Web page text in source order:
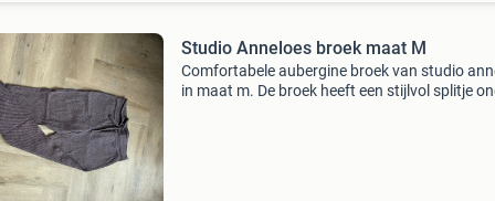
Studio Anneloes broek maat M
Comfortabele aubergine broek van studio
in maat m. De broek heeft een stijlvol splitje